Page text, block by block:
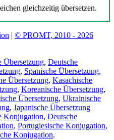
gleichzeitig übersetzen.
| © PROMT, 2010 - 2026
Übersetzung, Deutsche
, Spanische Übersetzung,
Übersetzung, Kasachische
, Koreanische Übersetzung,
Übersetzung, Ukrainische
, Japanische Übersetzung
Konjugation, Deutsche
, Portugiesische Konjugation,
Konjugation.